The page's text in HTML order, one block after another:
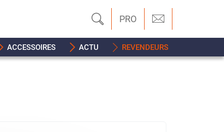
PRO
ACCESSOIRES ACTU REVENDEURS